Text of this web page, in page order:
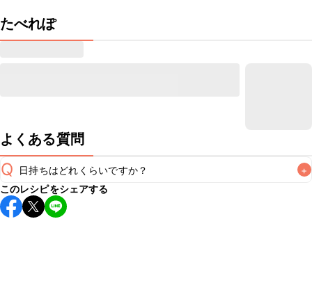
たべれぽ
よくある質問
Q 日持ちはどれくらいですか？ +
保存期間は冷蔵で当日中が目安です。なるべくお早めにお召
し上がりください。
このレシピをシェアする